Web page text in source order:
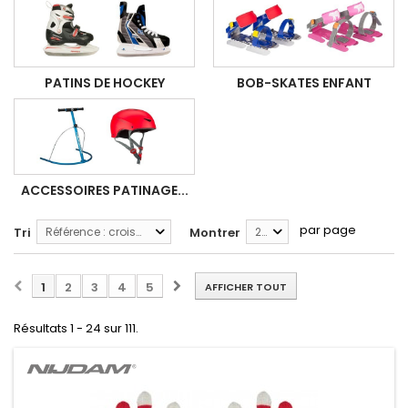
PATINS DE HOCKEY BOB-SKATES ENFANT
ACCESSOIRES PATINAGE...
Tri Référence : croissante Montrer 24 par page
AFFICHER TOUT
1 2 3 4 5
Résultats 1 - 24 sur 111.